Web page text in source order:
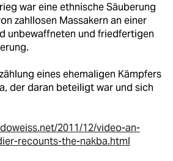
war eine ethnische Säuberung
zahllosen Massakern an einer
unbewaffneten und friedfertigen
eines ehemaligen Kämpfers
der daran beteiligt war und sich
2011/12/video-an-
recounts-the-nakba.html